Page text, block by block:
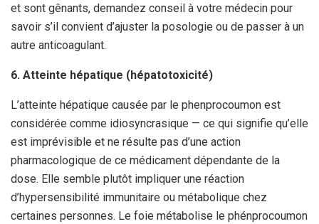
et sont gênants, demandez conseil à votre médecin pour
savoir s’il convient d’ajuster la posologie ou de passer à un
autre anticoagulant.
6. Atteinte hépatique (hépatotoxicité)
L’atteinte hépatique causée par le phenprocoumon est
considérée comme idiosyncrasique — ce qui signifie qu’elle
est imprévisible et ne résulte pas d’une action
pharmacologique de ce médicament dépendante de la
dose. Elle semble plutôt impliquer une réaction
d’hypersensibilité immunitaire ou métabolique chez
certaines personnes. Le foie métabolise le phénprocoumon